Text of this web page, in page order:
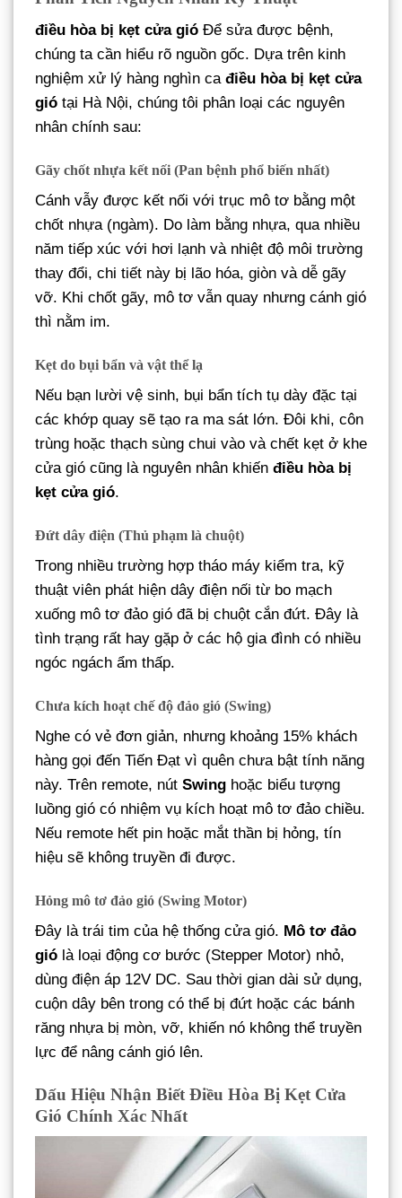
điều hòa bị kẹt cửa gió Để sửa được bệnh,
chúng ta cần hiểu rõ nguồn gốc. Dựa trên kinh
nghiệm xử lý hàng nghìn ca điều hòa bị kẹt cửa
gió tại Hà Nội, chúng tôi phân loại các nguyên
nhân chính sau:
Gãy chốt nhựa kết nối (Pan bệnh phổ biến nhất)
Cánh vẫy được kết nối với trục mô tơ bằng một
chốt nhựa (ngàm). Do làm bằng nhựa, qua nhiều
năm tiếp xúc với hơi lạnh và nhiệt độ môi trường
thay đổi, chi tiết này bị lão hóa, giòn và dễ gãy
vỡ. Khi chốt gãy, mô tơ vẫn quay nhưng cánh gió
thì nằm im.
Kẹt do bụi bẩn và vật thể lạ
Nếu bạn lười vệ sinh, bụi bẩn tích tụ dày đặc tại
các khớp quay sẽ tạo ra ma sát lớn. Đôi khi, côn
trùng hoặc thạch sùng chui vào và chết kẹt ở khe
cửa gió cũng là nguyên nhân khiến điều hòa bị
kẹt cửa gió.
Đứt dây điện (Thủ phạm là chuột)
Trong nhiều trường hợp tháo máy kiểm tra, kỹ
thuật viên phát hiện dây điện nối từ bo mạch
xuống mô tơ đảo gió đã bị chuột cắn đứt. Đây là
tình trạng rất hay gặp ở các hộ gia đình có nhiều
ngóc ngách ẩm thấp.
Chưa kích hoạt chế độ đảo gió (Swing)
Nghe có vẻ đơn giản, nhưng khoảng 15% khách
hàng gọi đến Tiến Đạt vì quên chưa bật tính năng
này. Trên remote, nút Swing hoặc biểu tượng
luồng gió có nhiệm vụ kích hoạt mô tơ đảo chiều.
Nếu remote hết pin hoặc mắt thần bị hỏng, tín
hiệu sẽ không truyền đi được.
Hỏng mô tơ đảo gió (Swing Motor)
Đây là trái tim của hệ thống cửa gió. Mô tơ đảo
gió là loại động cơ bước (Stepper Motor) nhỏ,
dùng điện áp 12V DC. Sau thời gian dài sử dụng,
cuộn dây bên trong có thể bị đứt hoặc các bánh
răng nhựa bị mòn, vỡ, khiến nó không thể truyền
lực để nâng cánh gió lên.
Dấu Hiệu Nhận Biết Điều Hòa Bị Kẹt Cửa
Gió Chính Xác Nhất